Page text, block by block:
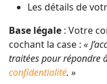
Les détails de
Base légale : Votre
cochant la case : «
traitées pour répondre
confidentialité. »